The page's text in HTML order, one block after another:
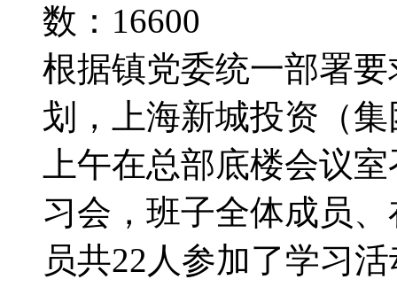
数：16600
根据镇党委统一部署
划，上海新城投资（
上午在总部底楼会议
习会，班子全体成员
员共22人参加了学习